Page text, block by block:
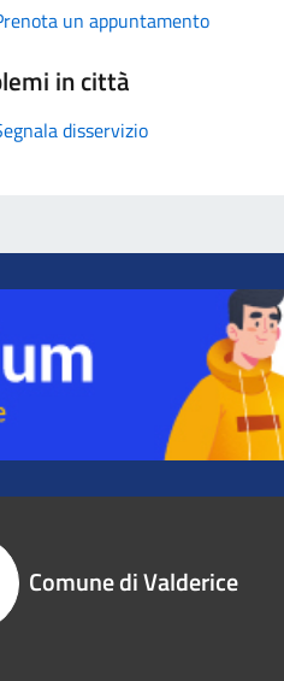
un appuntamento
in città
disservizio
Comune di Valderice